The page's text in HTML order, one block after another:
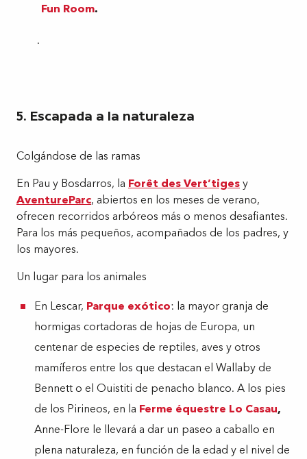
Fun Room.
.
5. Escapada a la naturaleza
Colgándose de las ramas
En Pau y Bosdarros, la Forêt des Vert’tigesy
AventureParc, abiertos en los meses de verano,
ofrecen recorridos arbóreos más o menos desafiantes.
Para los más pequeños, acompañados de los padres, y
los mayores.
Un lugar para los animales
En Lescar, Parque exótico: la mayor granja de
hormigas cortadoras de hojas de Europa, un
centenar de especies de reptiles, aves y otros
mamíferos entre los que destacan el Wallaby de
Bennett o el Ouistiti de penacho blanco. A los pies
de los Pirineos, en la Ferme équestre Lo Casau,
Anne-Flore le llevará a dar un paseo a caballo en
plena naturaleza, en función de la edad y el nivel de